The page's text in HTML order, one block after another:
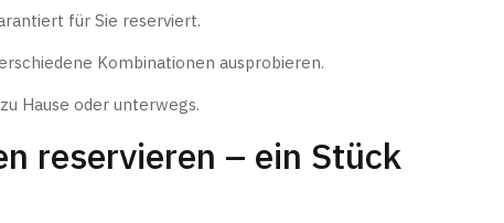
für Sie reserviert.
Kombinationen ausprobieren.
Hause oder unterwegs.
reservieren – ein Stück